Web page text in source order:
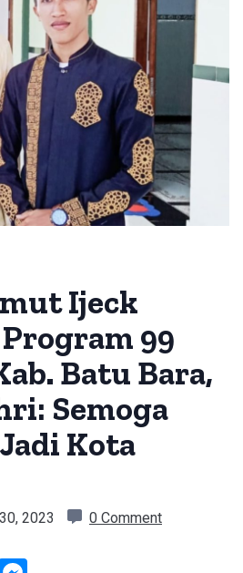
Ijeck
99
Batu Bara,
Semoga
Kota
2023 0 Comment